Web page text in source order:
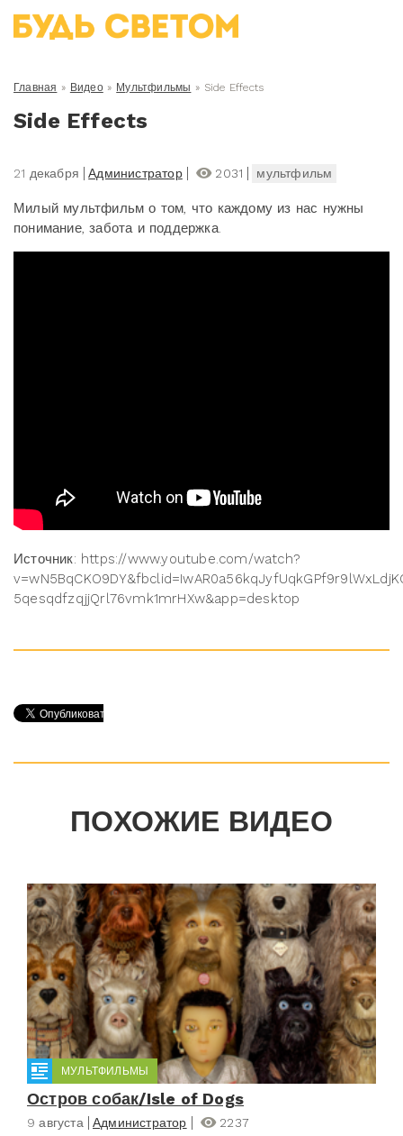
Главная » Видео» Мультфильмы » Side Effects
Side Effects
21 декабря Администратор 2031 мультфильм
Милый мультфильм о том, что каждому из нас нужны
понимание, забота и поддержка.
Источник: https://www.youtube.com/watch?
5qesqdfzqjjQrl76vmk1mrHXw&app=desktop
ПОХОЖИЕ ВИДЕО
МУЛЬТФИЛЬМЫ
Остров собак/Isle of Dogs
9 августа Администратор
2237